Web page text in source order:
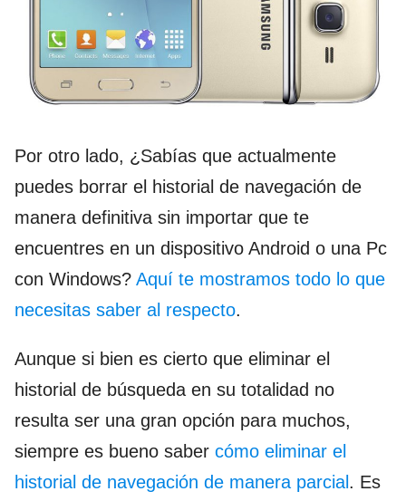
Por otro lado, ¿Sabías que actualmente
puedes borrar el historial de navegación de
manera definitiva sin importar que te
encuentres en un dispositivo Android o una Pc
con Windows? Aquí te mostramos todo lo que
necesitas saber al respecto.
Aunque si bien es cierto que eliminar el
historial de búsqueda en su totalidad no
resulta ser una gran opción para muchos,
siempre es bueno saber cómo eliminar el
historial de navegación de manera parcial . Es